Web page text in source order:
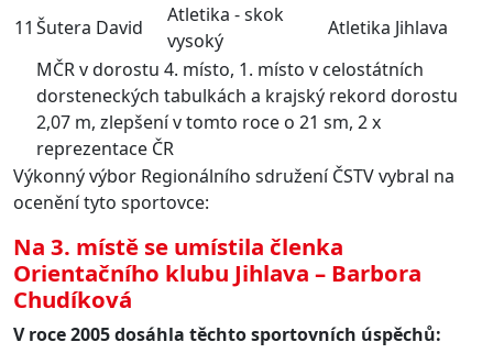
11 Šutera David
Atletika - skok
vysoký
Atletika Jihlava
MČR v dorostu 4. místo, 1. místo v celostátních
dorsteneckých tabulkách a krajský rekord dorostu
2,07 m, zlepšení v tomto roce o 21 sm, 2 x
reprezentace ČR
Výkonný výbor Regionálního sdružení ČSTV vybral na
ocenění tyto sportovce:
Na 3. místě se umístila členka
Orientačního klubu Jihlava – Barbora
Chudíková
V roce 2005 dosáhla těchto sportovních úspěchů: